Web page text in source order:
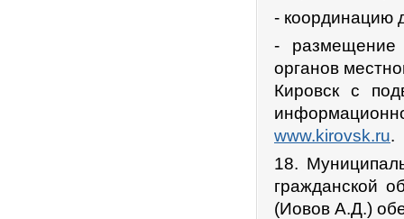
- координацию
- размещение
органов
Кировск с
www.kirovsk.ru.
18.
гражданской
(Иовов А.Д.)